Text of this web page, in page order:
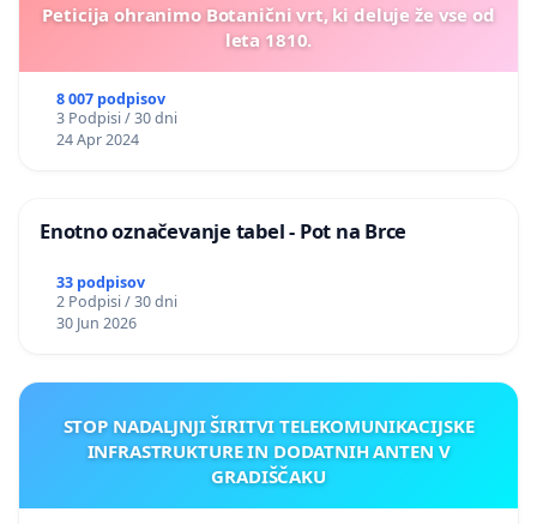
Peticija ohranimo Botanični vrt, ki deluje že vse od
leta 1810.
8 007 podpisov
3 Podpisi / 30 dni
24 Apr 2024
Enotno označevanje tabel - Pot na Brce
33 podpisov
2 Podpisi / 30 dni
30 Jun 2026
STOP NADALJNJI ŠIRITVI TELEKOMUNIKACIJSKE
INFRASTRUKTURE IN DODATNIH ANTEN V
GRADIŠČAKU